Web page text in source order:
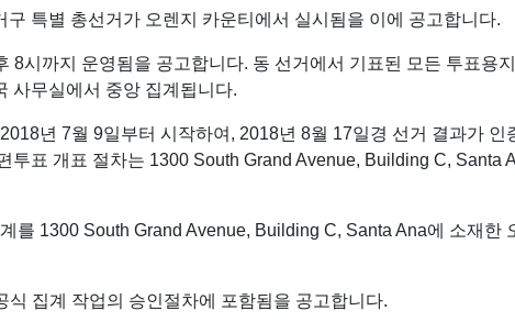
특별 총선거가 오렌지 카운티에서 실시됨을 이에 공고합니다.
8시까지 운영됨을 공고합니다. 동 선거에서 기표된 모든 투표용
사무실에서 중앙 집계됩니다.
년 7월 9일부터 시작하여, 2018년 8월 17일경 선거 결과가
투표 개표 절차는 1300 South Grand Avenue, Building C, Santa
를 1300 South Grand Avenue, Building C, Santa Ana에 소재한
식 집계 작업의 승인절차에 포함됨을 공고합니다.